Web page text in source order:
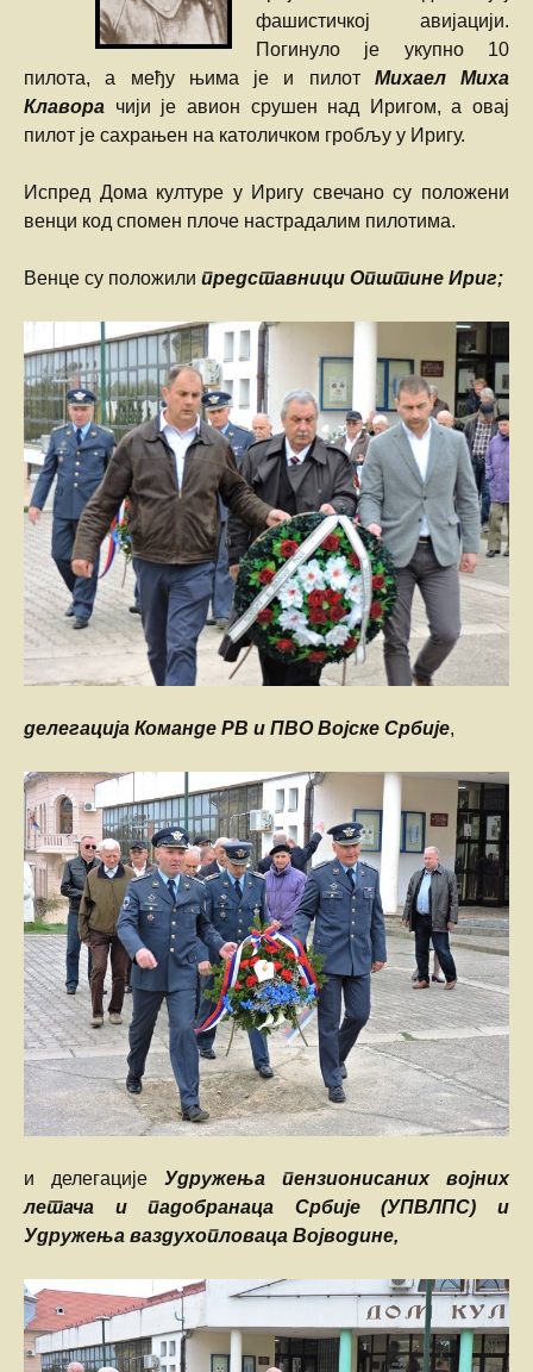
фашистичкој авијацији.
Погинуло је укупно 10
пилота, а међу њима је и пилот Михаел Миха
Клавора чији је авион срушен над Иригом, а овај
пилот је сахрањен на католичком гробљу у Иригу.
Испред Дома културе у Иригу свечано су положени
венци код спомен плоче настрадалим пилотима.
Венце су положили представници Општине Ириг;
делегација Команде РВ и ПВО Војске Србије,
и делегације Удружења пензионисаних војних
летача и падобранаца Србије (УПВЛПС) и
Удружења ваздухопловаца Војводине,